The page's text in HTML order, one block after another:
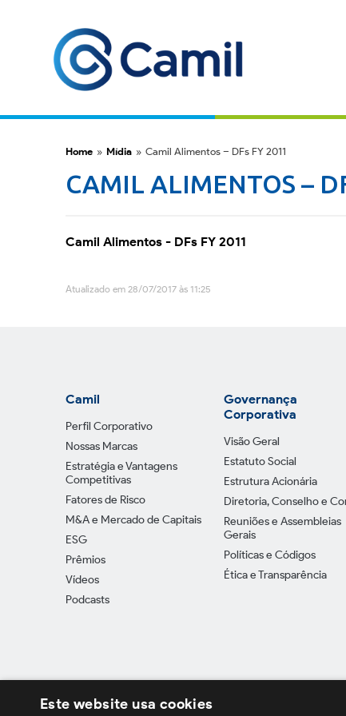
Home » Mídia » Camil Alimentos – DFs FY 2011
CAMIL ALIMENTOS –
Camil Alimentos - DFs FY 2011
Atualizado em 28/07/2017 às 11:25
Camil
Perfil Corporativo
Nossas Marcas
Estratégia e Vantagens
Competitivas
Fatores de Risco
M&A e Mercado de Capitais
ESG
Prêmios
Vídeos
Podcasts
Governança
Corporativa
Visão Geral
Estatuto Social
Estrutura Acionária
Diretoria, Conselho e
Reuniões e Assembleias
Gerais
Políticas e Códigos
Ética e Transparência
Este website usa cookies